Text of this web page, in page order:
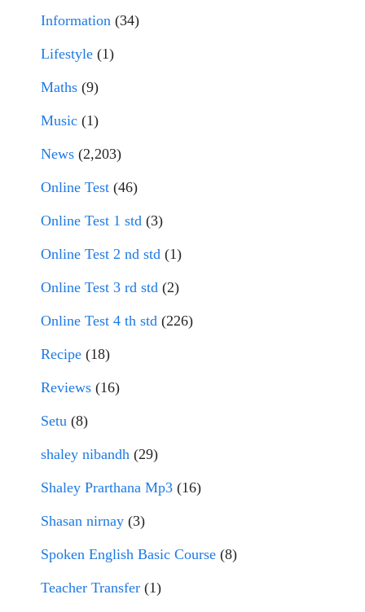
Information (34)
Lifestyle (1)
Maths (9)
Music (1)
News (2,203)
Online Test (46)
Online Test 1 std (3)
Online Test 2 nd std (1)
Online Test 3 rd std (2)
Online Test 4 th std (226)
Recipe (18)
Reviews (16)
Setu (8)
shaley nibandh (29)
Shaley Prarthana Mp3 (16)
Shasan nirnay (3)
Spoken English Basic Course (8)
Teacher Transfer (1)